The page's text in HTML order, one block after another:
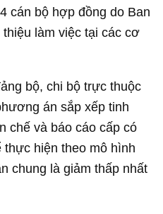
cán bộ hợp đồng do Ban
làm việc tại các cơ
bộ, chi bộ trực thuộc
án sắp xếp tinh
chế và báo cáo cấp có
thực hiện theo mô hình
chung là giảm thấp nhất